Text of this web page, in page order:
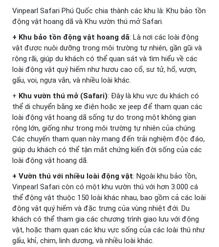
Vinpearl Safari Phú Quốc chia thành các khu là: Khu bảo tồn
động vật hoang dã và Khu vườn thú mở Safari.
+ Khu bảo tồn động vật hoang dã: Là nơi các loài động
vật được nuôi dưỡng trong môi trường tự nhiên, gần gũi và
rộng rãi, giúp du khách có thể quan sát và tìm hiểu về các
loài động vật quý hiếm như hươu cao cổ, sư tử, hổ, vượn,
gấu, voi, ngựa vằn, và nhiều loài khác.
+ Khu vườn thú mở (Safari): Đây là khu vực du khách có
thể di chuyển bằng xe điện hoặc xe jeep để tham quan các
loài động vật hoang dã sống tự do trong một không gian
rộng lớn, giống như trong môi trường tự nhiên của chúng.
Các chuyến tham quan này mang đến trải nghiệm độc đáo,
giúp du khách có thể tận mắt chứng kiến đời sống của các
loài động vật hoang dã.
+ Vườn thú với nhiều loài động vật: Ngoài khu bảo tồn,
Vinpearl Safari còn có một khu vườn thú với hơn 3.000 cá
thể động vật thuộc 150 loài khác nhau, bao gồm cả các loài
động vật quý hiếm và đặc trưng của vùng nhiệt đới. Du
khách có thể tham gia các chương trình giao lưu với động
vật, hoặc tham quan các khu vực sống của các loài thú như
gấu, khỉ, chim, linh dương, và nhiều loài khác.